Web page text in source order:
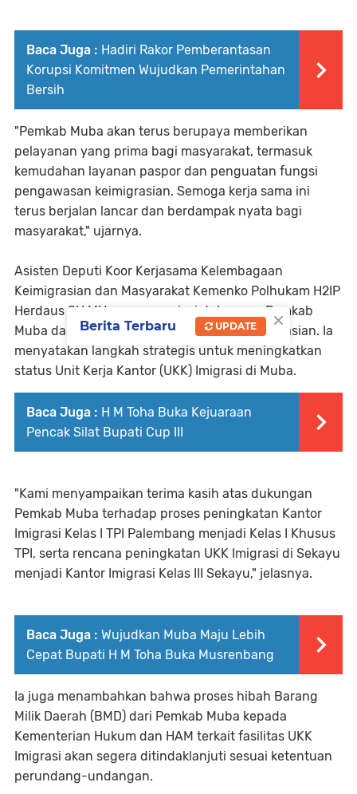
Baca Juga : Hadiri Rakor Pemberantasan
Korupsi Komitmen Wujudkan Pemerintahan
Bersih
"Pemkab Muba akan terus berupaya memberikan
pelayanan yang prima bagi masyarakat, termasuk
kemudahan layanan paspor dan penguatan fungsi
pengawasan keimigrasian. Semoga kerja sama ini
terus berjalan lancar dan berdampak nyata bagi
masyarakat," ujarnya.
Asisten Deputi Koor Kerjasama Kelembagaan
Keimigrasian dan Masyarakat Kemenko Polhukam H2IP
Herdaus SH MH mengapresiasi dukungan Pemkab
Muba dalam pengembangan layanan keimigrasian. Ia
menyatakan langkah strategis untuk meningkatkan
status Unit Kerja Kantor (UKK) Imigrasi di Muba.
Baca Juga : H M Toha Buka Kejuaraan
Pencak Silat Bupati Cup III
"Kami menyampaikan terima kasih atas dukungan
Pemkab Muba terhadap proses peningkatan Kantor
Imigrasi Kelas I TPI Palembang menjadi Kelas I Khusus
TPI, serta rencana peningkatan UKK Imigrasi di Sekayu
menjadi Kantor Imigrasi Kelas III Sekayu," jelasnya.
Baca Juga : Wujudkan Muba Maju Lebih
Cepat Bupati H M Toha Buka Musrenbang
Ia juga menambahkan bahwa proses hibah Barang
Milik Daerah (BMD) dari Pemkab Muba kepada
Kementerian Hukum dan HAM terkait fasilitas UKK
Imigrasi akan segera ditindaklanjuti sesuai ketentuan
perundang-undangan.
×
Berita Terbaru UPDATE